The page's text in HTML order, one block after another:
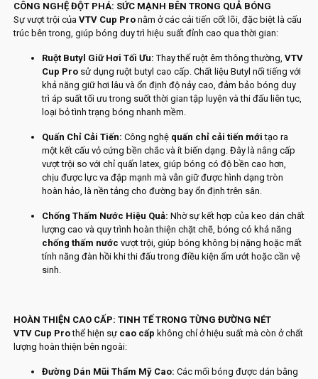
CÔNG NGHỆ ĐỘT PHÁ: SỨC MẠNH BÊN TRONG QUẢ BÓNG
Sự vượt trội của VTV Cup Pronằm ở các cải tiến cốt lõi, đặc biệt là cấu
trúc bên trong, giúp bóng duy trì hiệu suất đỉnh cao qua thời gian:
Ruột Butyl Giữ Hơi Tối Ưu: Thay thế ruột êm thông thường, VTV
Cup Prosử dụng ruột butyl cao cấp. Chất liệu Butyl nổi tiếng với
khả năng giữ hơi lâu và ổn định độ nảy cao, đảm bảo bóng duy
trì áp suất tối ưu trong suốt thời gian tập luyện và thi đấu liên tục,
loại bỏ tình trạng bóng nhanh mềm.
Quấn Chỉ Cải Tiến: Công nghệ quấn chỉ cải tiến mới tạo ra
một kết cấu vỏ cứng bền chắc và ít biến dạng. Đây là nâng cấp
vượt trội so với chỉ quấn latex, giúp bóng có độ bền cao hơn,
chịu được lực va đập mạnh mà vẫn giữ được hình dạng tròn
hoàn hảo, là nền tảng cho đường bay ổn định trên sân.
Chống Thấm Nước Hiệu Quả: Nhờ sự kết hợp của keo dán chất
lượng cao và quy trình hoàn thiện chặt chẽ, bóng có khả năng
chống thấm nước vượt trội, giúp bóng không bị nặng hoặc mất
tính năng đàn hồi khi thi đấu trong điều kiện ẩm ướt hoặc cần vệ
sinh.
HOÀN THIỆN CAO CẤP: TINH TẾ TRONG TỪNG ĐƯỜNG NÉT
VTV Cup Prothể hiện sự cao cấp không chỉ ở hiệu suất mà còn ở chất
lượng hoàn thiện bên ngoài:
Đường Dán Mũi Thẩm Mỹ Cao: Các mối bóng được dán bằng